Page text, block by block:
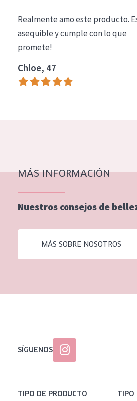
Essentials
Lift+
Expert
Piel madura
Piel menopáusica
EDAD
Realmente amo este producto.
asequible y cumple con lo que
promete!
Chloe, 47
MÁS INFORMACIÓN
Nuestros consejos de
MÁS SOBRE NOSOTROS
SÍGUENOS
TIPO DE PRODUCTO TIPO